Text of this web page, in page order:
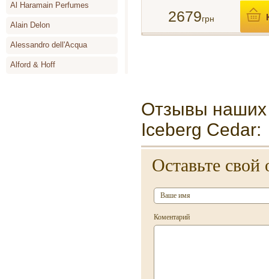
Al Haramain Perfumes
Alain Delon
Alessandro dell'Acqua
Alford & Hoff
2679грн
Отзывы наших
Iceberg Cedar:
Оставьте свой
Коментарий